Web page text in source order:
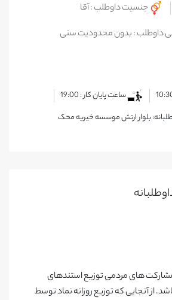
جنسیت داوطلب : آقا
داوطلب : بدون محدودیت سنی
ساعت پایان کار : 19:00
بلوار ارتش موسسه خیریه محک
های مردمی توزیع استندهای
از آنجایی که توزیع روزانه نماد توسط